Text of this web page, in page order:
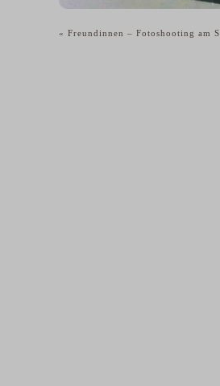
« Freundinnen – Fotoshooting am